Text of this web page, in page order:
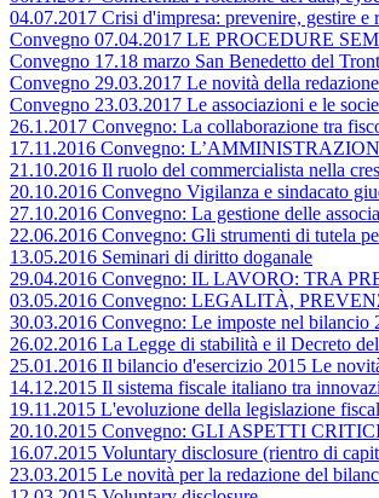
04.07.2017 Crisi d'impresa: prevenire, gestire e
Convegno 07.04.2017 LE PROCEDURE
Convegno 17.18 marzo San Benedetto del
Convegno 29.03.2017 Le novità della
Convegno 23.03.2017 Le associazioni e le
26.1.2017 Convegno: La collaborazione tra
17.11.2016 Convegno:
21.10.2016 Il ruolo del commercialista nella
20.10.2016 Convegno Vigilanza e sindacato
27.10.2016 Convegno: La gestione delle
22.06.2016 Convegno: Gli strumenti di tutela
13.05.2016 Seminari di diritto doganale
29.04.2016 Convegno: IL LAVORO: TRA
03.05.2016 Convegno: LEGALITÀ,
30.03.2016 Convegno: Le imposte nel bilancio
26.02.2016 La Legge di stabilità e il Decreto
25.01.2016 Il bilancio d'esercizio 2015 Le
14.12.2015 Il sistema fiscale italiano tra
19.11.2015 L'evoluzione della legislazione
20.10.2015 Convegno: GLI ASPETTI
16.07.2015 Voluntary disclosure (rientro di
23.03.2015 Le novità per la redazione del